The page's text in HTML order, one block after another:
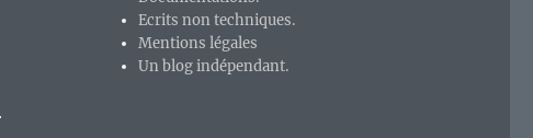
Ecrits non techniques.
Mentions légales
Un blog indépendant.